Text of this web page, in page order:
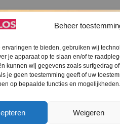
Beheer
ervaringen te bieden, gebruiken wij
je apparaat op te slaan en/of te
kunnen wij gegevens zoals surfgedrag
je geen toestemming geeft of uw
op bepaalde functies en mogelijkheden.
Weigeren
SLOS ANBI Contact